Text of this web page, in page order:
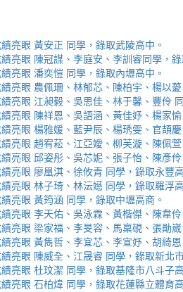
亮眼 黃安正 同學，錄取武陵高中。
亮眼 陳冠謀、李庭安、李訓睿同學，
亮眼 潘奕愷 同學，錄取內壢高中。
亮眼 農佩珊、林郁芯、陳柏宇、楊以
亮眼 江昶毅、吳思佳、林于馨、豐伶
亮眼 陳祥恩、吳語涵、黃佳妤、楊家
亮眼 楊雅媛、藍尹辰、楊琇雯、官頡
亮眼 趙宥菘、江亞嬡、柳芙漩、陳佩
亮眼 邱姿彤、吳芯妮、張子怡、陳彥
亮眼 廖凰淇、徐攸青 同學，錄取永豐
亮眼 林子琦、林沄嬨 同學，錄取羅浮
亮眼 黃筠涵 同學，錄取中壢高商。
亮眼 李天佑、吳泳霖、黃楷傑、陳韋
亮眼 梁家福、李旻容、馬稟硯、張勛
亮眼 黃雋哲、李宜芯、李宣妤、胡綺
亮眼 陳威全、江晟睿 同學，錄取新北
亮眼 杜玟潔 同學，錄取基隆市八斗子
亮眼 石柏煒 同學，錄取花蓮縣立體育